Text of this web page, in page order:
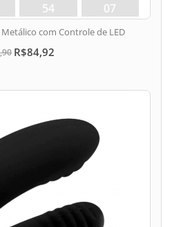
54
min
06
seg
com Controle de LED
R$84,92